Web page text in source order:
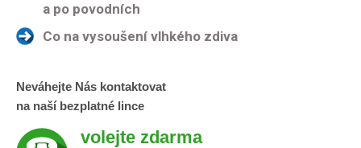
a po povodních
Co na vysoušení vlhkého zdiva
Neváhejte Nás kontaktovat
na naší bezplatné lince
volejte zdarma